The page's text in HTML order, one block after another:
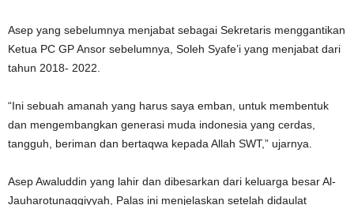
Asep yang sebelumnya menjabat sebagai Sekretaris menggantikan
Ketua PC GP Ansor sebelumnya, Soleh Syafe’i yang menjabat dari
tahun 2018- 2022.
“Ini sebuah amanah yang harus saya emban, untuk membentuk
dan mengembangkan generasi muda indonesia yang cerdas,
tangguh, beriman dan bertaqwa kepada Allah SWT,” ujarnya.
Asep Awaluddin yang lahir dan dibesarkan dari keluarga besar Al-
Jauharotunaqqiyyah, Palas ini menjelaskan setelah didaulat